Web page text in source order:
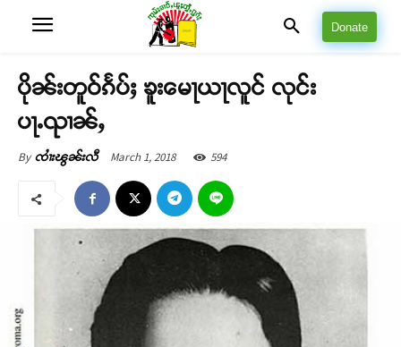
Donate
ပိုၼ်းတူဝ်ၵႅပ်ႈ ၶူးမေႃယႃလူင် လုင်း
ပႃႉၺၢၼ်ႇ
By ၸၢႆးၽွၼ်းလီ March 1, 2018 594